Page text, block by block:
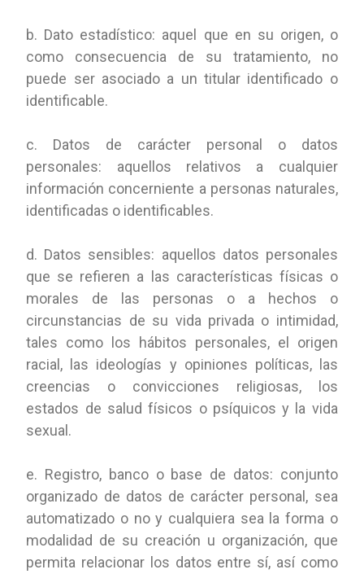
b. Dato estadístico: aquel que en su origen, o
como consecuencia de su tratamiento, no
puede ser asociado a un titular identificado o
identificable.
c. Datos de carácter personal o datos
personales: aquellos relativos a cualquier
información concerniente a personas naturales,
identificadas o identificables.
d. Datos sensibles: aquellos datos personales
que se refieren a las características físicas o
morales de las personas o a hechos o
circunstancias de su vida privada o intimidad,
tales como los hábitos personales, el origen
racial, las ideologías y opiniones políticas, las
creencias o convicciones religiosas, los
estados de salud físicos o psíquicos y la vida
sexual.
e. Registro, banco o base de datos: conjunto
organizado de datos de carácter personal, sea
automatizado o no y cualquiera sea la forma o
modalidad de su creación u organización, que
permita relacionar los datos entre sí, así como